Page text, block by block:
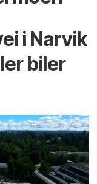
i Narvik
biler